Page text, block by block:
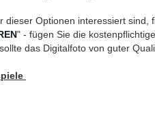
dieser Optionen interessiert sind,
" - fügen Sie die
das Digitalfoto von guter